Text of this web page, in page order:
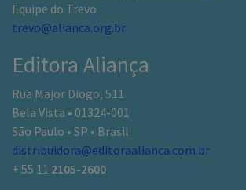
Equipe do Trevo
trevo@alianca.org.br
Editora Aliança
Rua Major Diogo, 511
Bela Vista • 01324-001
São Paulo • SP • Brasil
distribuidora@editoraalianca.com.br
+ 55 11 2105-2600